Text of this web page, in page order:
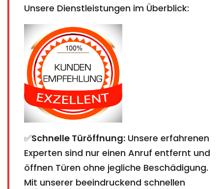
Unsere Dienstleistungen im Überblick:
✅Schnelle Türöffnung: Unsere erfahrenen
Experten sind nur einen Anruf entfernt und
öffnen Türen ohne jegliche Beschädigung.
Mit unserer beeindruckend schnellen